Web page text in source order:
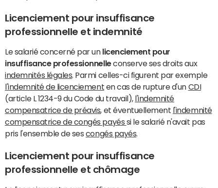
Licenciement pour insuffisance
professionnelle et indemnité
Le salarié concerné par un licenciement pour
insuffisance professionnelleconserve ses droits aux
indemnités légales . Parmi celles-ci figurent par exemple
l'indemnité de licenciement en cas de rupture d'un CDI
(article L 1234-9 du Code du travail), l'indemnité
compensatrice de préavis, et éventuellement l'indemnité
compensatrice de congés payés si le salarié n'avait pas
pris l'ensemble de ses congés payés
Licenciement pour insuffisance
professionnelle et chômage